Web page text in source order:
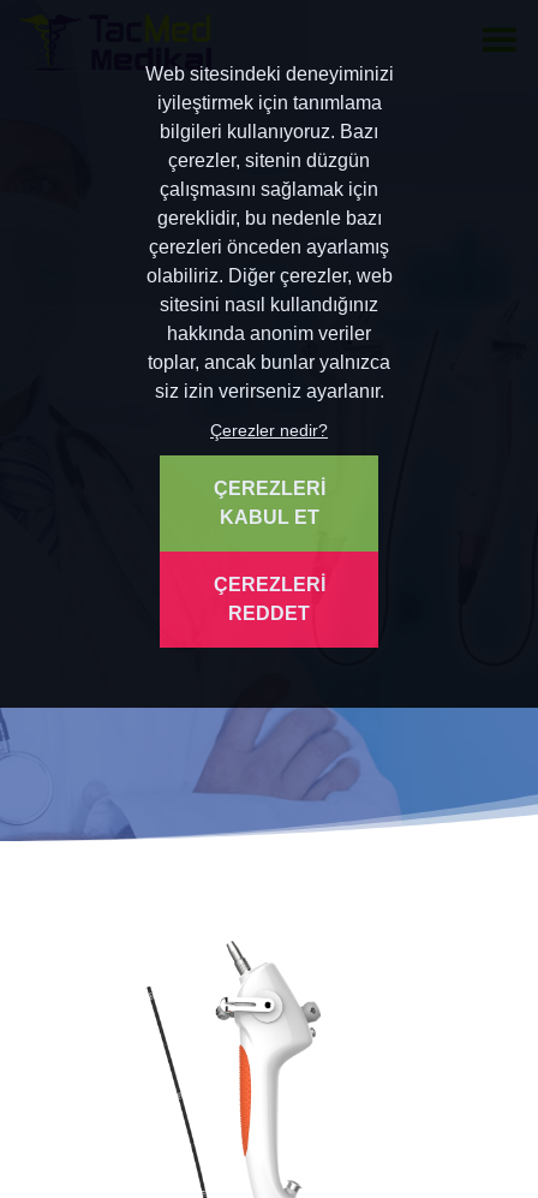
Web sitesindeki deneyiminizi
iyileştirmek için tanımlama
bilgileri kullanıyoruz. Bazı
çerezler, sitenin düzgün
çalışmasını sağlamak için
gereklidir, bu nedenle bazı
çerezleri önceden ayarlamış
olabiliriz. Diğer çerezler, web
sitesini nasıl kullandığınız
hakkında anonim veriler
toplar, ancak bunlar yalnızca
siz izin verirseniz ayarlanır.
Çerezler nedir?
ÇEREZLERİ
KABUL ET
ÇEREZLERİ
REDDET